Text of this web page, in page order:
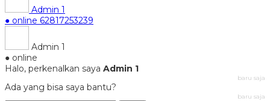
Admin 1
● online 62817253239
Admin 1
● online
Halo, perkenalkan saya Admin 1
baru saja
Ada yang bisa saya bantu?
baru saja